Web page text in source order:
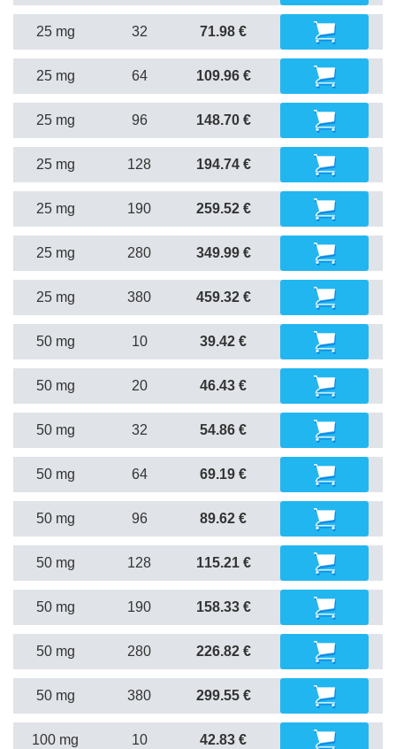
25 mg 32 71.98 €
25 mg 64 109.96 €
25 mg 96 148.70 €
25 mg 128 194.74 €
25 mg 190 259.52 €
25 mg 280 349.99 €
25 mg 380 459.32 €
50 mg 10 39.42 €
50 mg 20 46.43 €
50 mg 32 54.86 €
50 mg 64 69.19 €
50 mg 96 89.62 €
50 mg 128 115.21 €
50 mg 190 158.33 €
50 mg 280 226.82 €
50 mg 380 299.55 €
100 mg 10 42.83 €